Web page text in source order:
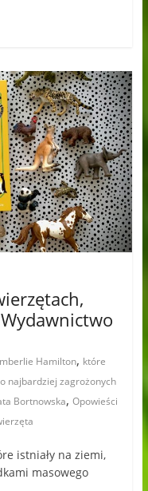
Hamilton, które
najbardziej zagrożonych
Bortnowska, Opowieści
istniały na ziemi,
masowego